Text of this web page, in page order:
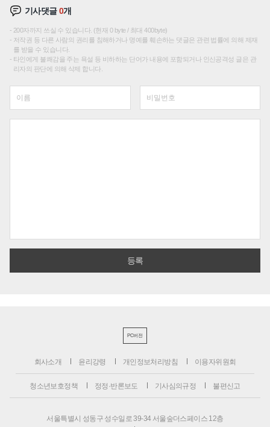
기사댓글0개
200자까지 쓰실 수 있습니다. (현재 0 byte / 최대 400byte)
저작권 등 다른 사람의 권리를 침해하거나 명예를 훼손하는 댓글은 관련 법률에 의해 제재
를 받을 수 있습니다.
타인에게 불쾌감을 주는 욕설 등 비하하는 단어가 내용에 포함되거나 인신공격성 글은 관
리자의 판단에 의해 삭제 합니다.
PC버전
회사소개 윤리강령 개인정보처리방침 이용자위원회
청소년보호정책 정정·반론보도 기사심의규정 불편신고
서울특별시 성동구 성수일로 39-34 서울숲더스페이스 12층